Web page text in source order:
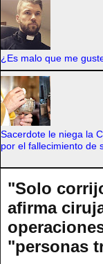
¿Es malo que me
Sacerdote le niega la
por el fallecimiento de
"Solo
afirma
"personas